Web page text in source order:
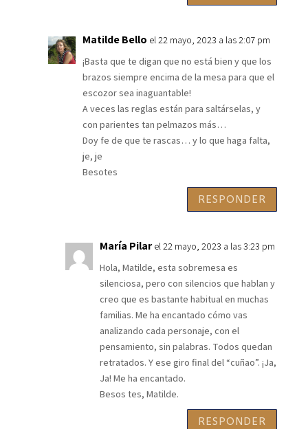
Matilde Bello el 22 mayo, 2023 a las 2:07 pm
¡Basta que te digan que no está bien y que los
brazos siempre encima de la mesa para que el
escozor sea inaguantable!
A veces las reglas están para saltárselas, y
con parientes tan pelmazos más…
Doy fe de que te rascas… y lo que haga falta,
je, je
Besotes
RESPONDER
María Pilar el 22 mayo, 2023 a las 3:23 pm
Hola, Matilde, esta sobremesa es
silenciosa, pero con silencios que hablan y
creo que es bastante habitual en muchas
familias. Me ha encantado cómo vas
analizando cada personaje, con el
pensamiento, sin palabras. Todos quedan
retratados. Y ese giro final del “cuñao”. ¡Ja,
Ja! Me ha encantado.
Besos tes, Matilde.
RESPONDER